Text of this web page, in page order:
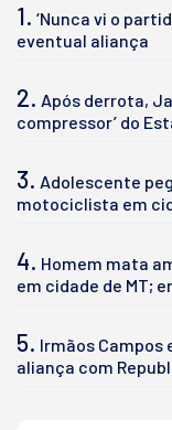
1. ‘Nunca vi o
eventual aliança
2. Após derrota,
compressor’ do
3. Adolescente
motociclista em
4. Homem mata
em cidade de MT;
5. Irmãos Campos
aliança com